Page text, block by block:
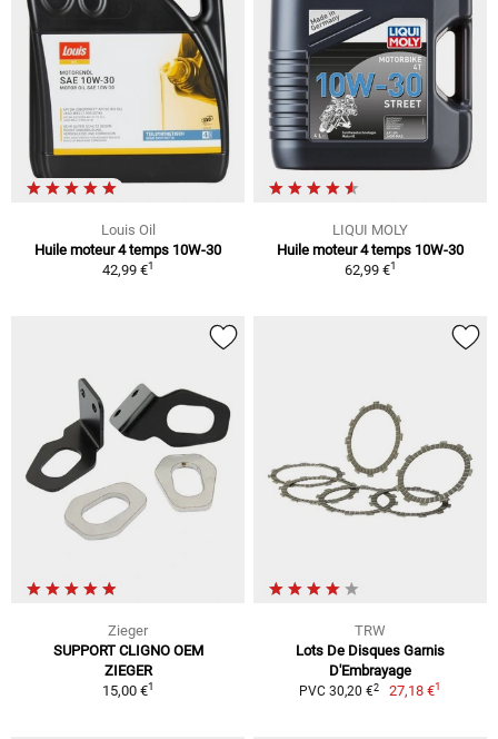
Louis Oil
Huile moteur 4 temps 10W-30
42,99 €1
LIQUI MOLY
Huile moteur 4 temps 10W-30
62,99 €1
Zieger
SUPPORT CLIGNO OEM
ZIEGER
15,00 €1
TRW
Lots De Disques Garnis
D'Embrayage
PVC 30,20 €2 27,18 €1